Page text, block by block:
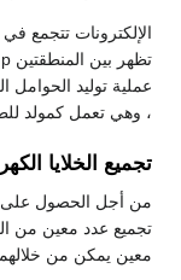
عملية توليد الحوامل
، وهي تعمل كمولد
تجميع الخلايا
من أجل الحصول على
تجميع عدد معين من
معين يمكن من